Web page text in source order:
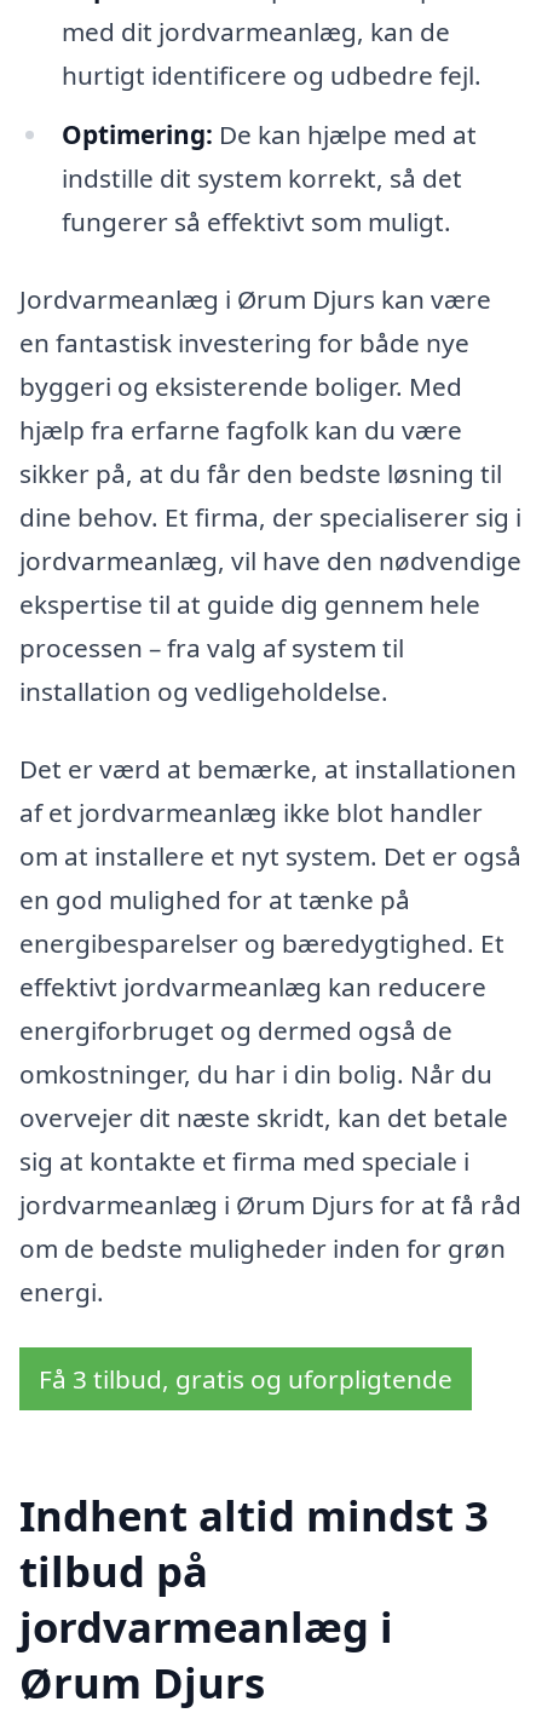
med dit jordvarmeanlæg, kan de
hurtigt identificere og udbedre fejl.
Optimering: De kan hjælpe med at
indstille dit system korrekt, så det
fungerer så effektivt som muligt.
Jordvarmeanlæg i Ørum Djurs kan være
en fantastisk investering for både nye
byggeri og eksisterende boliger. Med
hjælp fra erfarne fagfolk kan du være
sikker på, at du får den bedste løsning til
dine behov. Et firma, der specialiserer sig i
jordvarmeanlæg, vil have den nødvendige
ekspertise til at guide dig gennem hele
processen – fra valg af system til
installation og vedligeholdelse.
Det er værd at bemærke, at installationen
af et jordvarmeanlæg ikke blot handler
om at installere et nyt system. Det er også
en god mulighed for at tænke på
energibesparelser og bæredygtighed. Et
effektivt jordvarmeanlæg kan reducere
energiforbruget og dermed også de
omkostninger, du har i din bolig. Når du
overvejer dit næste skridt, kan det betale
sig at kontakte et firma med speciale i
jordvarmeanlæg i Ørum Djurs for at få råd
om de bedste muligheder inden for grøn
energi.
Få 3 tilbud, gratis og uforpligtende
Indhent altid mindst 3
tilbud på
jordvarmeanlæg i
Ørum Djurs